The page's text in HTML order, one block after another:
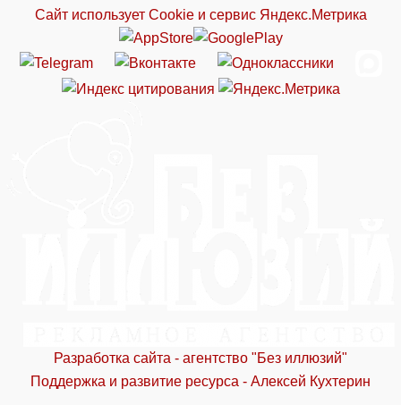
Сайт использует Cookie и сервиc Яндекс.Метрика
Разработка сайта - агентство "Без иллюзий"
Поддержка и развитие ресурса - Алексей Кухтерин